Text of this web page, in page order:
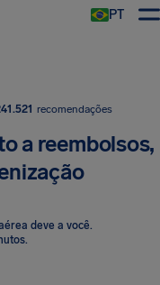
PT
recomendações
a reembolsos,
deve a você.